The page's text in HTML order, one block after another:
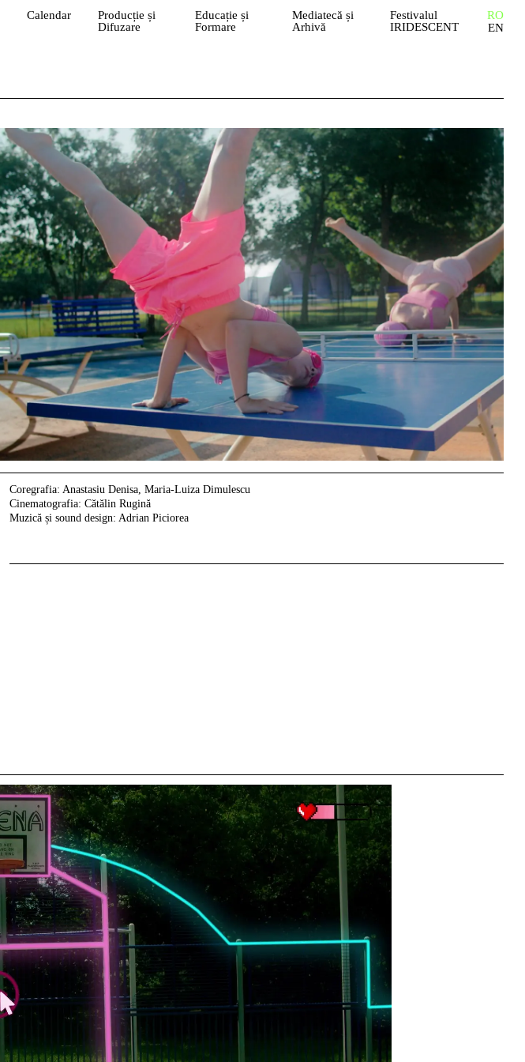
Calendar
Producție și
Difuzare
Educație și
Formare
Mediatecă și
Arhivă
Festivalul
IRIDESCENT
RO
EN
Coregrafia: Anastasiu Denisa, Maria-Luiza Dimulescu
Cinematografia: Cătălin Rugină
Muzică și sound design: Adrian Piciorea